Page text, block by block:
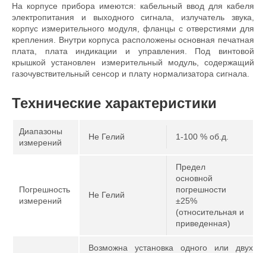
На корпусе прибора имеются: кабельный ввод для кабеля
электропитания и выходного сигнала, излучатель звука,
корпус измерительного модуля, фланцы с отверстиями для
крепления. Внутри корпуса расположены основная печатная
плата, плата индикации и управления. Под винтовой
крышкой установлен измерительный модуль, содержащий
газочувствительный сенсор и плату нормализатора сигнала.
Технические характеристики
Диапазоны
измерений
He Гелий 1-100 % об.д.
Погрешность
измерений
He Гелий
Предел
основной
погрешности
±25%
(относительная и
приведенная)
Возможна установка одного или двух